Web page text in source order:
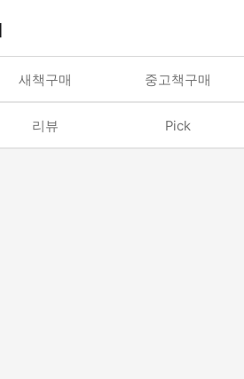
새책구매 중고책구매
리뷰 Pick